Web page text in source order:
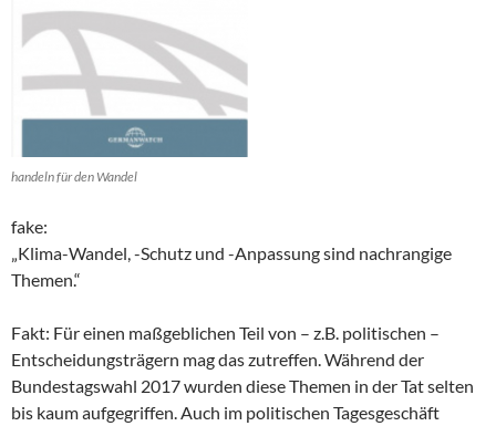
handeln für den Wandel
fake:
„Klima-Wandel, -Schutz und -Anpassung sind nachrangige
Themen.“
Fakt: Für einen maßgeblichen Teil von – z.B. politischen –
Entscheidungsträgern mag das zutreffen. Während der
Bundestagswahl 2017 wurden diese Themen in der Tat selten
bis kaum aufgegriffen. Auch im politischen Tagesgeschäft